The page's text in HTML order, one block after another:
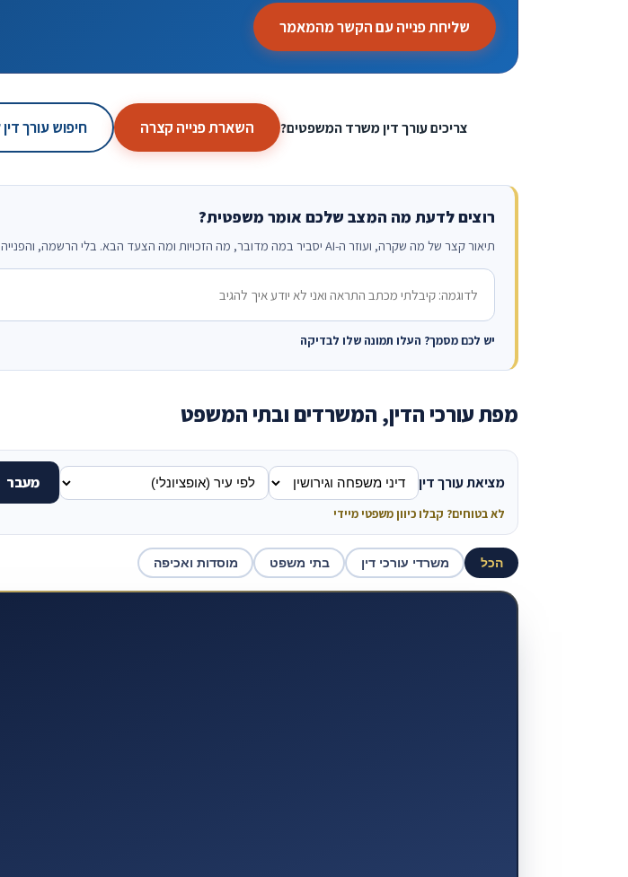
שליחת פנייה עם הקשר מהמאמר
צריכים עורך דין משרד המשפטים? השארת פנייה קצרה חיפוש עורך
רוצים לדעת מה המצב שלכם אומר משפטית?
תיאור קצר של מה שקרה, ועוזר ה-AI יסביר במה מדובר, מה הזכויות ומה הצעד הבא. בלי הרשמה, והפנייה לא נשמרת.
מה קרה?
יש לכם מסמך? העלו תמונה שלו לבדיקה
מפת עורכי הדין, המשרדים ובתי המשפט
מציאת עורך דין מעבר
לא בטוחים? קבלו כיוון משפטי מיידי
הכל משרדי עורכי דין בתי משפט מוסדות ואכיפה